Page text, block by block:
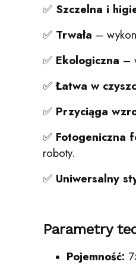
✅ Szczelna i
✅ Trwała –
✅ Ekologiczna –
✅Łatwa w
✅ Przyciąga
✅ Fotogeniczna
roboty.
✅ Uniwersalny
Parametry
Pojemność: